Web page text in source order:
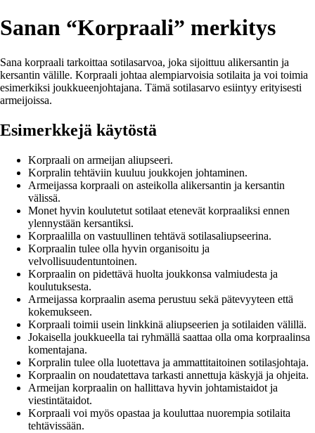
Sanan “Korpraali” merkitys
Sana korpraali tarkoittaa sotilasarvoa, joka sijoittuu alikersantin ja
kersantin välille. Korpraali johtaa alempiarvoisia sotilaita ja voi toimia
esimerkiksi joukkueenjohtajana. Tämä sotilasarvo esiintyy erityisesti
armeijoissa.
Esimerkkejä käytöstä
Korpraali on armeijan aliupseeri.
Korpralin tehtäviin kuuluu joukkojen johtaminen.
Armeijassa korpraali on asteikolla alikersantin ja kersantin
välissä.
Monet hyvin koulutetut sotilaat etenevät korpraaliksi ennen
ylennystään kersantiksi.
Korpraalilla on vastuullinen tehtävä sotilasaliupseerina.
Korpraalin tulee olla hyvin organisoitu ja
velvollisuudentuntoinen.
Korpraalin on pidettävä huolta joukkonsa valmiudesta ja
koulutuksesta.
Armeijassa korpraalin asema perustuu sekä pätevyyteen että
kokemukseen.
Korpraali toimii usein linkkinä aliupseerien ja sotilaiden välillä.
Jokaisella joukkueella tai ryhmällä saattaa olla oma korpraalinsa
komentajana.
Korpralin tulee olla luotettava ja ammattitaitoinen sotilasjohtaja.
Korpraalin on noudatettava tarkasti annettuja käskyjä ja ohjeita.
Armeijan korpraalin on hallittava hyvin johtamistaidot ja
viestintätaidot.
Korpraali voi myös opastaa ja kouluttaa nuorempia sotilaita
tehtävissään.